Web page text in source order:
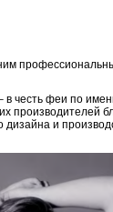
в честь феи по
производителей
и